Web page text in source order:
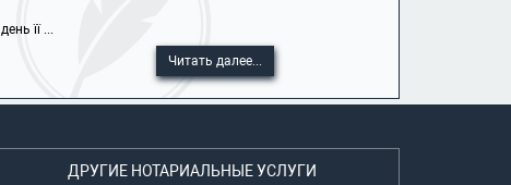
її ...
Читать далее...
ДРУГИЕ НОТАРИАЛЬНЫЕ УСЛУГИ